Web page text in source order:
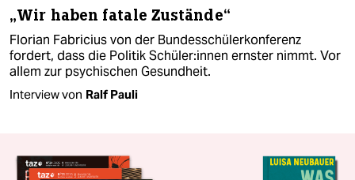
„Wir haben fatale Zustände“
Florian Fabricius von der Bundesschülerkonferenz
fordert, dass die Politik Schü­le­r:in­nen ernster nimmt. Vor
allem zur psychischen Gesundheit.
Interview von Ralf Pauli